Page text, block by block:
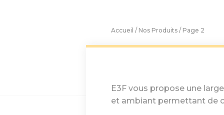
Accueil / Nos Produits / Page 2
E3F vous propose une
et ambiant permettant de